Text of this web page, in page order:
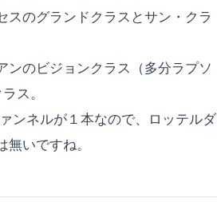
スのグランドクラスとサン・クラ
ンのビジョンクラス（多分ラプソ
ス。
ンネルが１本なので、ロッテルダ
いですね。